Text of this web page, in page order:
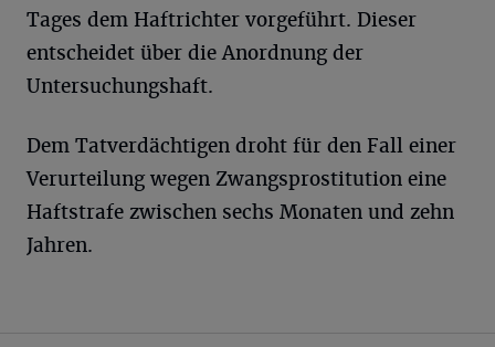
Tages dem Haftrichter vorgeführt. Dieser
entscheidet über die Anordnung der
Untersuchungshaft.
Dem Tatverdächtigen droht für den Fall einer
Verurteilung wegen Zwangsprostitution eine
Haftstrafe zwischen sechs Monaten und zehn
Jahren.